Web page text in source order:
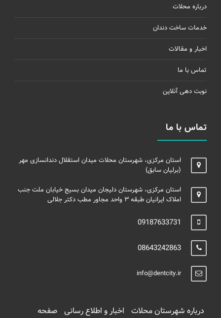
درباره محلات
خدمات ساخت دندان
اخبار و مقالات
تماس با ما
نوبت دهی آنلاین
تماس با ما
استان مرکزی، شهرستان محلات میدان استقلال دندانسازی مهر
(برلیان سابق)
استان مرکزی، شهرستان دلیجان میدان بسیج خیابان ملت جنب
املاک ایرانیان طبقه ۳ واحد مجاور مطب دکتر جلالی
09187633731
08643242863
info@dentcity.ir
درباره شهرستان محلات اخبار و اطلاع رسانی صفحه